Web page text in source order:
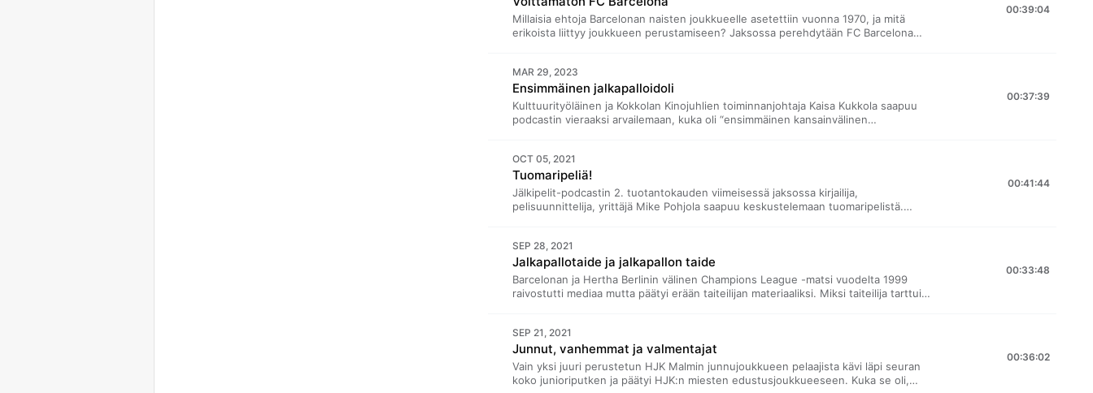
Millaisia ehtoja Barcelonan naisten joukkueelle asetettiin vuonna 1970, ja mitä
erikoista liittyy joukkueen perustamiseen? Jaksossa perehdytään FC Barcelona
perustajajäsen, jalkapalloileva kirjastovirkailija Mirva "Mirlo" Anjala.
00:39:04
MAR 29, 2023
Ensimmäinen jalkapalloidoli
Kulttuurityöläinen ja Kokkolan Kinojuhlien toiminnanjohtaja Kaisa Kukkola saapuu
podcastin vieraaksi arvailemaan, kuka oli “ensimmäinen kansainvälinen
kyse enää harrastetason jalkapallopodcastista, kun toinen vetäjistä on viime
kauden jälkeen kirjoittanut ansiokkaan tietokirjan Naisten laji – Kirja jalkapallosta.
00:37:39
OCT 05, 2021
Tuomaripeliä!
Jälkipelit-podcastin 2. tuotantokauden viimeisessä jaksossa kirjailija,
pelisuunnittelija, yrittäjä Mike Pohjola saapuu keskustelemaan tuomaripelistä.
Podcastraati keskustelee tuomaroinnin vaatimuksista ja suunnittelee myös uusia
välineitä tuomarityöskentelyn avuksi. Lopuksi pohditaan miksi otamme pelaamisen
niin vakavasti.
00:41:44
SEP 28, 2021
Jalkapallotaide ja jalkapallon taide
Barcelonan ja Hertha Berlinin välinen Champions League -matsi vuodelta 1999
raivostutti mediaa mutta päätyi erään taiteilijan materiaaliksi. Miksi taiteilija tarttui
ekspressionisti”. Hän on podcastin ensimmäinen vieras, jonka suhde jalkapalloon
on ensisijaisesti ammatillinen: Sinivaara on nimittäin käsitellyt futisteemoja
maalauksissaan. Yleisökysymyksessä pohditaan muun muassa sitä, kumman pitäisi
tienata enemmän: jalkapallotähtien vai taidemaailman tähtien. Säilyykö molempien
ammattilaisten työn arvo uran jälkeen?
00:33:48
SEP 21, 2021
Junnut, vanhemmat ja valmentajat
Vain yksi juuri perustetun HJK Malmin junnujoukkueen pelaajista kävi läpi seuran
koko junioriputken ja päätyi HJK:n miesten edustusjoukkueeseen. Kuka se oli,
00:36:02